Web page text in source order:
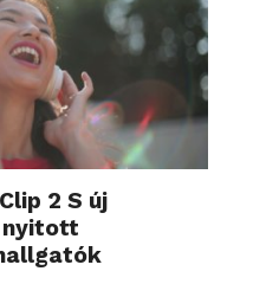
2 S új
nyitott